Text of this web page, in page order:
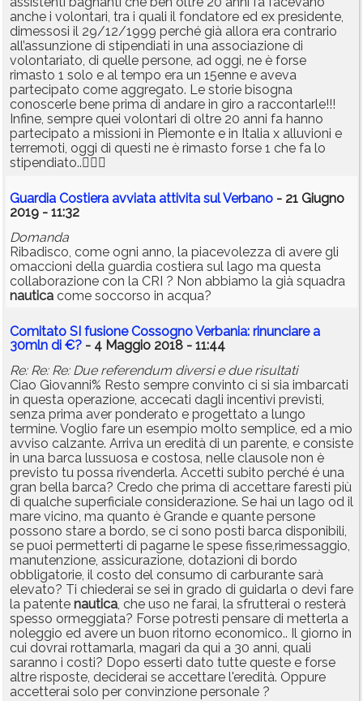
anche i volontari, tra i quali il fondatore ed ex presidente,
dimessosi il 29/12/1999 perché già allora era contrario
all’assunzione di stipendiati in una associazione di
volontariato, di quelle persone, ad oggi, ne è forse
rimasto 1 solo e al tempo era un 15enne e aveva
partecipato come aggregato. Le storie bisogna
conoscerle bene prima di andare in giro a raccontarle!!!
Infine, sempre quei volontari di oltre 20 anni fa hanno
partecipato a missioni in Piemonte e in Italia x alluvioni e
terremoti, oggi di questi ne è rimasto forse 1 che fa lo
stipendiato..🤦🏻‍♂️
Guardia Costiera avviata attivita sul Verbano - 21 Giugno
2019 - 11:32
Domanda
Ribadisco, come ogni anno, la piacevolezza di avere gli
omaccioni della guardia costiera sul lago ma questa
collaborazione con la CRI ? Non abbiamo la già squadra
nautica come soccorso in acqua?
Comitato SI fusione Cossogno Verbania: rinunciare a
30mln di €? - 4 Maggio 2018 - 11:44
Re: Re: Re: Due referendum diversi e due risultati
Ciao Giovanni% Resto sempre convinto ci si sia imbarcati
in questa operazione, accecati dagli incentivi previsti,
senza prima aver ponderato e progettato a lungo
termine. Voglio fare un esempio molto semplice, ed a mio
avviso calzante. Arriva un eredità di un parente, e consiste
in una barca lussuosa e costosa, nelle clausole non è
previsto tu possa rivenderla. Accetti subito perché é una
gran bella barca? Credo che prima di accettare faresti più
di qualche superficiale considerazione. Se hai un lago od il
mare vicino, ma quanto è Grande e quante persone
possono stare a bordo, se ci sono posti barca disponibili,
se puoi permetterti di pagarne le spese fisse,rimessaggio,
manutenzione, assicurazione, dotazioni di bordo
obbligatorie, il costo del consumo di carburante sarà
elevato? Ti chiederai se sei in grado di guidarla o devi fare
la patente nautica, che uso ne farai, la sfrutterai o resterà
spesso ormeggiata? Forse potresti pensare di metterla a
noleggio ed avere un buon ritorno economico.. Il giorno in
cui dovrai rottamarla, magari da qui a 30 anni, quali
saranno i costi? Dopo esserti dato tutte queste e forse
altre risposte, deciderai se accettare l'eredità. Oppure
accetterai solo per convinzione personale ?